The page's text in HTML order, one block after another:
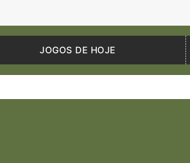
JOGOS DE HOJE